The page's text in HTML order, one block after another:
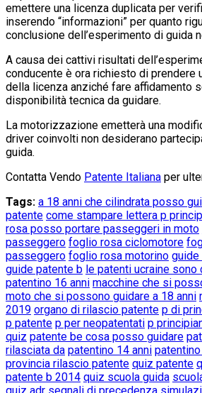
emettere una licenza duplicata per
inserendo “informazioni” per quanto
conclusione dell’esperimento di guida
A causa dei cattivi risultati
conducente è ora richiesto di prendere
della licenza anziché fare affidamento
disponibilità tecnica da guidare.
La motorizzazione emetterà una
driver coinvolti non desiderano
guida.
Contatta Vendo Patente Italiana per
Tags: a 18 anni che cilindrata posso
patente come stampare lettera p
rosa posso portare passeggeri in moto
passeggero foglio rosa ciclomotore
passeggero foglio rosa motorino guide
guide patente b le patenti ucraine sono
patentino 16 anni macchine che si
moto che si possono guidare a 18 anni
2019 organo di rilascio patente p di
p patente p per neopatentati p
quiz patente be cosa posso guidare
rilasciata da patentino 14 anni
provincia rilascio patente quiz patente
patente b 2014 quiz scuola guida